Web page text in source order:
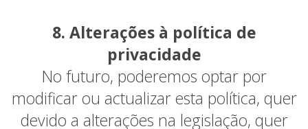
8. Alterações à política de
privacidade
No futuro, poderemos optar por
modificar ou actualizar esta política, quer
devido a alterações na legislação, quer